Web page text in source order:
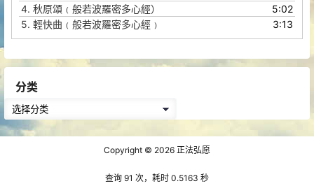
4. 秋原頌﹙般若波羅密多心經）
5:02
5. 輕快曲﹙般若波羅密多心經﹚ 3:13
分类
分
类
Copyright © 2026 正法弘愿
查询 91 次，耗时 0.5163 秒